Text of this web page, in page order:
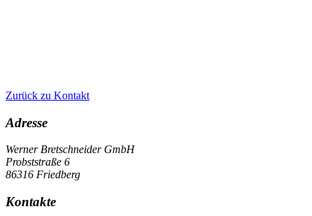
Zurück zu Kontakt
Adresse
Werner Bretschneider GmbH
Probststraße 6
86316 Friedberg
Kontakte